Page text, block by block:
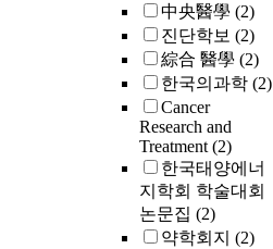
中央醫學 (2)
진단학보 (2)
綜合 醫學 (2)
한국의과학 (2)
Cancer
Research and
Treatment(2)
한국태양에너
지학회 학술대회
논문집 (2)
약학회지 (2)